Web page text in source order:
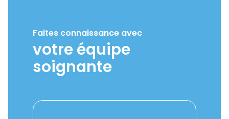
Faites connaissance avec
votre équipe
soignante